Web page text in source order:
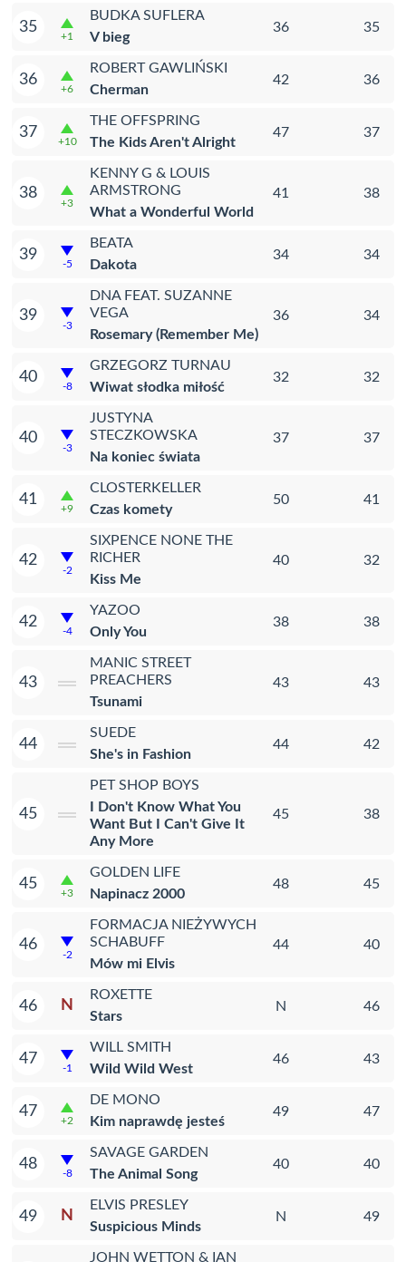
35
+1
BUDKA SUFLERA
V bieg
36 35
36
+6
ROBERT GAWLIŃSKI
Cherman
42 36
37
+10
THE OFFSPRING
The Kids Aren't Alright
47 37
38
+3
KENNY G & LOUIS
ARMSTRONG
What a Wonderful World
41 38
39
-5
BEATA
Dakota
34 34
39
-3
DNA FEAT. SUZANNE
VEGA
Rosemary (Remember Me)
36 34
40
-8
GRZEGORZ TURNAU
Wiwat słodka miłość
32 32
40
-3
JUSTYNA
STECZKOWSKA
Na koniec świata
37 37
41
+9
CLOSTERKELLER
Czas komety
50 41
42
-2
SIXPENCE NONE THE
RICHER
Kiss Me
40 32
42
-4
YAZOO
Only You
38 38
43
MANIC STREET
PREACHERS
Tsunami
43 43
44
SUEDE
She's in Fashion
44 42
45
PET SHOP BOYS
I Don't Know What You
Want But I Can't Give It
Any More
45 38
45
+3
GOLDEN LIFE
Napinacz 2000
48 45
46
-2
FORMACJA NIEŻYWYCH
SCHABUFF
Mów mi Elvis
44 40
46 N
ROXETTE
Stars
N 46
47
-1
WILL SMITH
Wild Wild West
46 43
47
+2
DE MONO
Kim naprawdę jesteś
49 47
48
-8
SAVAGE GARDEN
The Animal Song
40 40
49 N
ELVIS PRESLEY
Suspicious Minds
N 49
JOHN WETTON & IAN